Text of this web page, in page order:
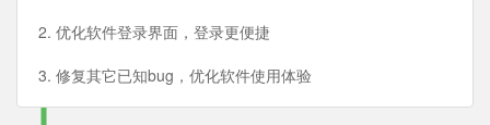
2. 优化软件登录界面，登录更便捷
3. 修复其它已知bug，优化软件使用体验